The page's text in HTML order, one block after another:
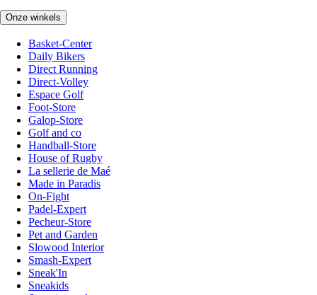
Onze winkels
Basket-Center
Daily Bikers
Direct Running
Direct-Volley
Espace Golf
Foot-Store
Galop-Store
Golf and co
Handball-Store
House of Rugby
La sellerie de Maé
Made in Paradis
On-Fight
Padel-Expert
Pecheur-Store
Pet and Garden
Slowood Interior
Smash-Expert
Sneak'In
Sneakids